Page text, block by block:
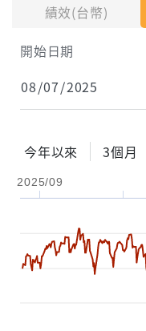
績效(台幣)
開始日期
今年以來 3個月
2025/09
試算區間
1年
配息金額
參考報酬率